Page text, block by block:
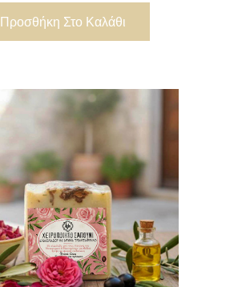
Προσθήκη Στο Καλάθι